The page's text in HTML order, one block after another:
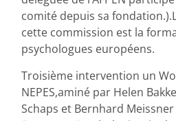
comité depuis sa
cette commission est la
psychologues européens.
Troisième intervention un
NEPES,aminé par Helen
Schaps et Bernhard